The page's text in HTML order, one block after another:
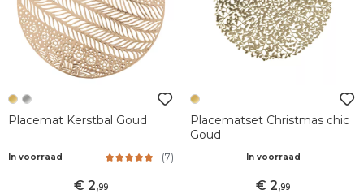
Placemat Kerstbal Goud
In voorraad (7)
2,99
Placematset Christmas chic
Goud
In voorraad
2,99